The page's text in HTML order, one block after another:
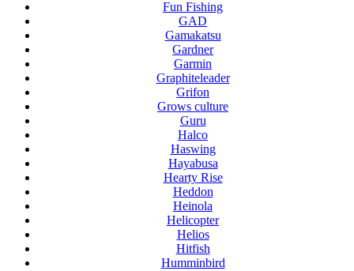
Fun Fishing
GAD
Gamakatsu
Gardner
Garmin
Graphiteleader
Grifon
Grows culture
Guru
Halco
Haswing
Hayabusa
Hearty Rise
Heddon
Heinola
Helicopter
Helios
Hitfish
Humminbird